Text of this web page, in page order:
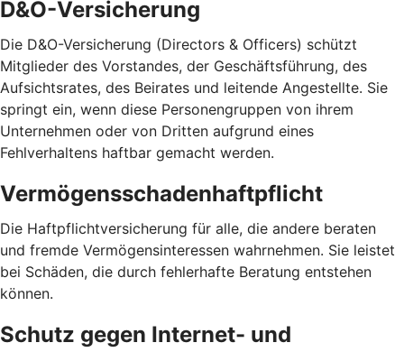
D&O-Versicherung
Die D&O-Versicherung (Directors & Officers) schützt
Mitglieder des Vorstandes, der Geschäftsführung, des
Aufsichtsrates, des Beirates und leitende Angestellte. Sie
springt ein, wenn diese Personengruppen von ihrem
Unternehmen oder von Dritten aufgrund eines
Fehlverhaltens haftbar gemacht werden.
Vermögensschadenhaftpflicht
Die Haftpflichtversicherung für alle, die andere beraten
und fremde Vermögensinteressen wahrnehmen. Sie leistet
bei Schäden, die durch fehlerhafte Beratung entstehen
können.
Schutz gegen Internet- und